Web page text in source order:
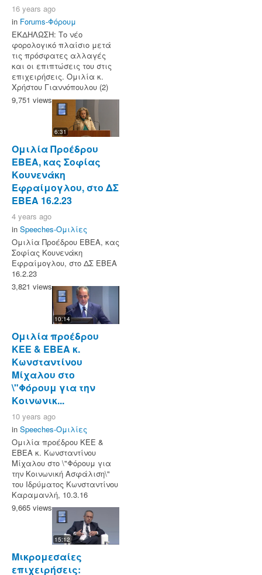
16 years ago
in Forums-Φόρουμ
ΕΚΔΗΛΩΣΗ: Το νέο
φορολογικό πλαίσιο μετά
τις πρόσφατες αλλαγές
και οι επιπτώσεις του στις
επιχειρήσεις. Ομιλία κ.
Χρήστου Γιαννόπουλου (2)
9,751 views
6:31
Ομιλία Προέδρου
ΕΒΕΑ, κας Σοφίας
Κουνενάκη
Εφραίμογλου, στο ΔΣ
EBEA 16.2.23
4 years ago
in Speeches-Ομιλίες
Ομιλία Προέδρου ΕΒΕΑ, κας
Σοφίας Κουνενάκη
Εφραίμογλου, στο ΔΣ EBEA
16.2.23
3,821 views
10:14
Ομιλία προέδρου
ΚΕΕ & ΕΒΕΑ κ.
Κωνσταντίνου
Μίχαλου στο
\"Φόρουμ για την
Κοινωνικ...
10 years ago
in Speeches-Ομιλίες
Ομιλία προέδρου ΚΕΕ &
ΕΒΕΑ κ. Κωνσταντίνου
Μίχαλου στο \"Φόρουμ για
την Κοινωνική Ασφάλιση\"
του Ιδρύματος Κωνσταντίνου
Καραμανλή, 10.3.16
9,665 views
15:12
Μικρομεσαίες
επιχειρήσεις: